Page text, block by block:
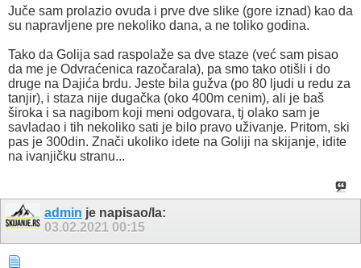
Juče sam prolazio ovuda i prve dve slike (gore iznad) kao da
su napravljene pre nekoliko dana, a ne toliko godina.
Tako da Golija sad raspolaže sa dve staze (već sam pisao
da me je Odvraćenica razočarala), pa smo tako otišli i do
druge na Dajića brdu. Jeste bila gužva (po 80 ljudi u redu za
tanjir), i staza nije dugačka (oko 400m cenim), ali je baš
široka i sa nagibom koji meni odgovara, tj olako sam je
savladao i tih nekoliko sati je bilo pravo uživanje. Pritom, ski
pas je 300din. Znači ukoliko idete na Goliji na skijanje, idite
na ivanjičku stranu...
admin je napisao/la:
03.02.2021 00:15